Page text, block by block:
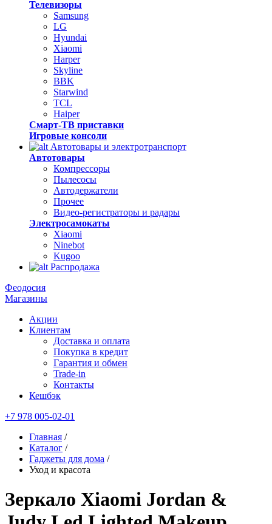
Телевизоры
Samsung
LG
Hyundai
Xiaomi
Harper
Skyline
BBK
Starwind
TCL
Haiper
Смарт-ТВ приставки
Игровые консоли
Автотовары и электротранспорт
Автотовары
Компрессоры
Пылесосы
Автодержатели
Прочее
Видео-регистраторы и радары
Электросамокаты
Xiaomi
Ninebot
Kugoo
Распродажа
Феодосия
Магазины
Акции
Клиентам
Доставка и оплата
Покупка в кредит
Гарантия и обмен
Trade-in
Контакты
Кешбэк
+7 978 005-02-01
Главная /
Каталог /
Гаджеты для дома /
Уход и красота
Зеркало Xiaomi Jordan &